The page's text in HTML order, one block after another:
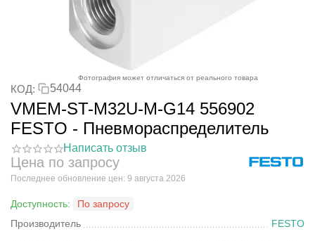
Фотография может отличаться от реального товара
КОД: 54044
VMEM-ST-M32U-M-G14 556902
FESTO - Пневмораспределитель
Написать отзыв
Цена по запросу
Последнее обновление цен: 9 августа 2026
Доступность:
По запросу
Производитель
FESTO